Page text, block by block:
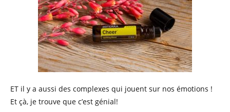
ET il y a aussi des complexes qui jouent sur nos émotions !
Et çà, je trouve que c’est génial!